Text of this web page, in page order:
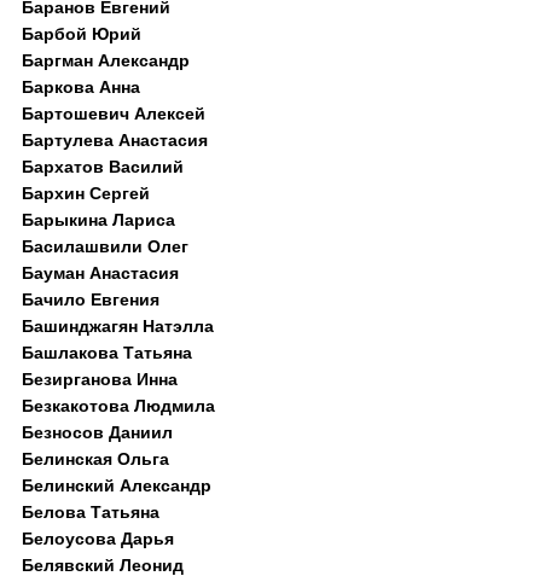
Баранов Евгений
Барбой Юрий
Баргман Александр
Баркова Анна
Бартошевич Алексей
Бартулева Анастасия
Бархатов Василий
Бархин Сергей
Барыкина Лариса
Басилашвили Олег
Бауман Анастасия
Бачило Евгения
Башинджагян Натэлла
Башлакова Татьяна
Безирганова Инна
Безкакотова Людмила
Безносов Даниил
Белинская Ольга
Белинский Александр
Белова Татьяна
Белоусова Дарья
Белявский Леонид